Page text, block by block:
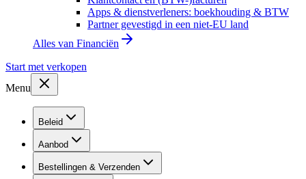
Apps & dienstverleners: boekhouding & BTW
Partner gevestigd in een niet-EU land
Alles van Financiën
Start met verkopen
Menu
Beleid
Aanbod
Bestellingen & Verzenden